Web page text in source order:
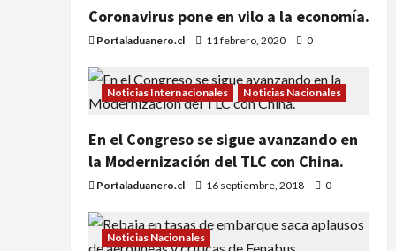
Coronavirus pone en vilo a la economía.
Portaladuanero.cl 11 febrero, 2020 0
Noticias Internacionales Noticias Nacionales
En el Congreso se sigue avanzando en
la Modernización del TLC con China.
Portaladuanero.cl 16 septiembre, 2018 0
Noticias Nacionales